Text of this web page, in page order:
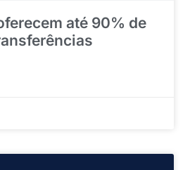
até 90% de